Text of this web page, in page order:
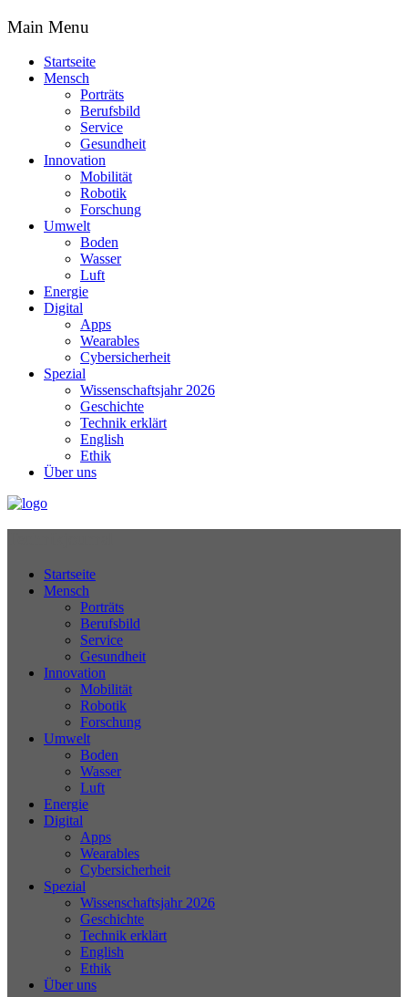
Main Menu
Startseite
Mensch
Porträts
Berufsbild
Service
Gesundheit
Innovation
Mobilität
Robotik
Forschung
Umwelt
Boden
Wasser
Luft
Energie
Digital
Apps
Wearables
Cybersicherheit
Spezial
Wissenschaftsjahr 2026
Geschichte
Technik erklärt
English
Ethik
Über uns
Startseite
Mensch
Porträts
Berufsbild
Service
Gesundheit
Innovation
Mobilität
Robotik
Forschung
Umwelt
Boden
Wasser
Luft
Energie
Digital
Apps
Wearables
Cybersicherheit
Spezial
Wissenschaftsjahr 2026
Geschichte
Technik erklärt
English
Ethik
Über uns